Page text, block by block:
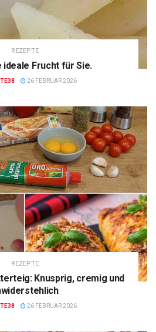
REZEPTE
ideale Frucht für Sie.
26 FEBRUAR 2026
REZEPTE
Knusprig, cremig und
26 FEBRUAR 2026